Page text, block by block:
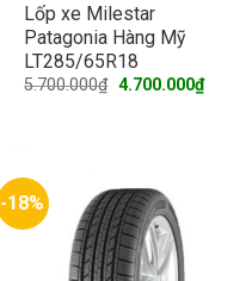
Lốp xe Milestar
Patagonia Hàng Mỹ
LT285/65R18
5.700.000₫ Original
4.700.000₫Current
price
-18%